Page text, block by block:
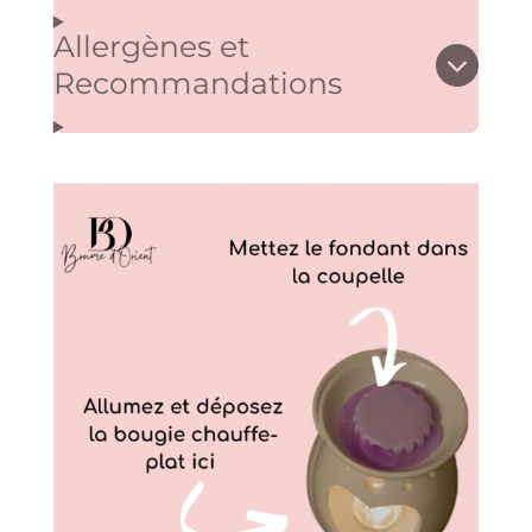
l
e
s
Allergènes et
Recommandations